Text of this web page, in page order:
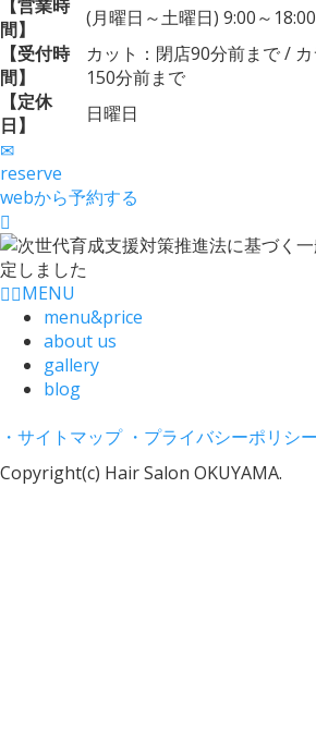
【営業時
間】
(月曜日～土曜日) 9:00～18:00
【受付時
間】
カット：閉店90分前まで /
150分前まで
【定休
日】
日曜日
reserve
webから予約する
MENU
menu&price
about us
gallery
blog
・サイトマップ ・プライバシーポリシー
Copyright(c) Hair Salon OKUYAMA.